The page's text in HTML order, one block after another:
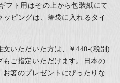
フト用はその上から包装紙にて
ピングは、箸袋に入れるタイ
いただいた方は、￥440-(税別)
ご指定いただけます。日本の
箸のプレゼントにぴったりな